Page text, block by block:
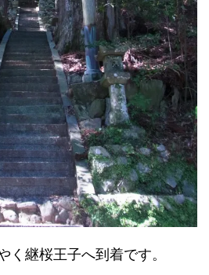
く継桜王子へ到着です。